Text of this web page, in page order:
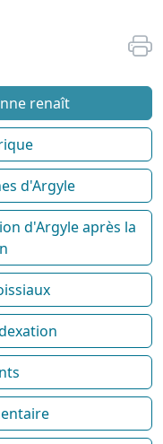
renaît
d'Argyle
d'Argyle après la